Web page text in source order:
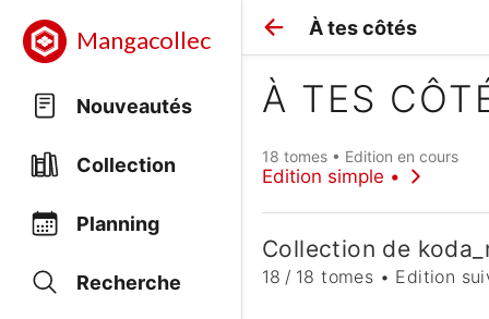
Mangacollec
Nouveautés
Collection
Planning
Recherche
À tes côtés
À TES
18 tomes • Edition en cours
Edition simple •
Collection de
18 / 18 tomes • Edition